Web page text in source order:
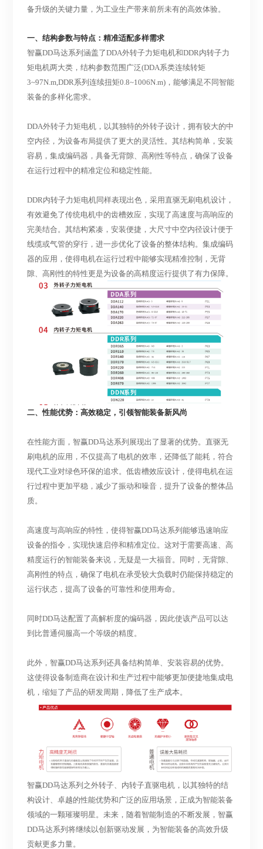
备升级的关键力量，为工业生产带来前所未有的高效体验。
一、结构参数与特点：精准适配多样需求
智赢DD马达系列涵盖了DDA外转子力矩电机和DDR内转子力
矩电机两大类，结构参数范围广泛(DDA系类连续转矩
3~97N.m,DDR系列连续扭矩0.8~1006N.m) ，能够满足不同智能
装备的多样化需求。
DDA外转子力矩电机，以其独特的外转子设计，拥有较大的中
空内径，为设备布局提供了更大的灵活性。其结构简单，安装
容易，集成编码器，具备无背隙、高刚性等特点，确保了设备
在运行过程中的精准定位和稳定性能。
DDR内转子力矩电机同样表现出色，采用直驱无刷电机设计，
有效避免了传统电机中的齿槽效应，实现了高速度与高响应的
完美结合。其结构紧凑，安装便捷，大尺寸中空内径设计便于
线缆或气管的穿行，进一步优化了设备的整体结构。集成编码
器的应用，使得电机在运行过程中能够实现精准控制，无背
隙、高刚性的特性更是为设备的高精度运行提供了有力保障。
二、性能优势：高效稳定，引领智能装备新风尚
在性能方面，智赢DD马达系列展现出了显著的优势。直驱无
刷电机的应用，不仅提高了电机的效率，还降低了能耗，符合
现代工业对绿色环保的追求。低齿槽效应设计，使得电机在运
行过程中更加平稳，减少了振动和噪音，提升了设备的整体品
质。
高速度与高响应的特性，使得智赢DD马达系列能够迅速响应
设备的指令，实现快速启停和精准定位。这对于需要高速、高
精度运行的智能装备来说，无疑是一大福音。同时，无背隙、
高刚性的特点，确保了电机在承受较大负载时仍能保持稳定的
运行状态，提高了设备的可靠性和使用寿命。
同时DD马达配置了高解析度的编码器，因此使该产品可以达
到比普通伺服高一个等级的精度。
此外，智赢DD马达系列还具备结构简单、安装容易的优势。
这使得设备制造商在设计和生产过程中能够更加便捷地集成电
机，缩短了产品的研发周期，降低了生产成本。
智赢DD马达系列之外转子、内转子直驱电机，以其独特的结
构设计、卓越的性能优势和广泛的应用场景，正成为智能装备
领域的一颗璀璨明星。未来，随着智能制造的不断发展，智赢
DD马达系列将继续以创新驱动发展，为智能装备的高效升级
贡献更多力量。